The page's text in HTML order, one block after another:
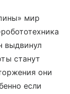
мир
выдвинул
станут
они
если